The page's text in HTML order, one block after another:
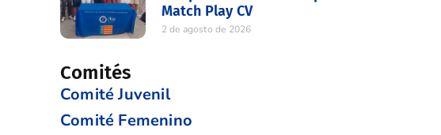
Match Play CV
2 de agosto de 2026
Comités
Comité Juvenil
Comité Femenino